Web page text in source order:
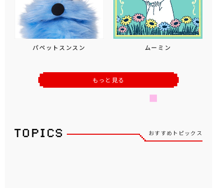
パペットスンスン ムーミン
もっと見る
おすすめトピックス